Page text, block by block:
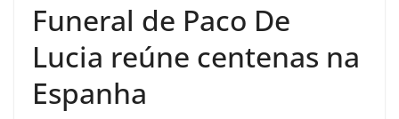
Funeral de Paco De
Lucia reúne centenas na
Espanha